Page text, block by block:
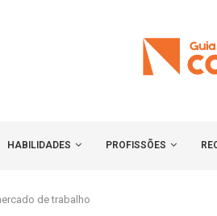
HABILIDADES PROFISSÕES
de trabalho